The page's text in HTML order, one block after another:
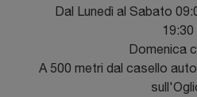
Dal Lunedì al Sabato
19:30
Domenica
A 500 metri dal casello